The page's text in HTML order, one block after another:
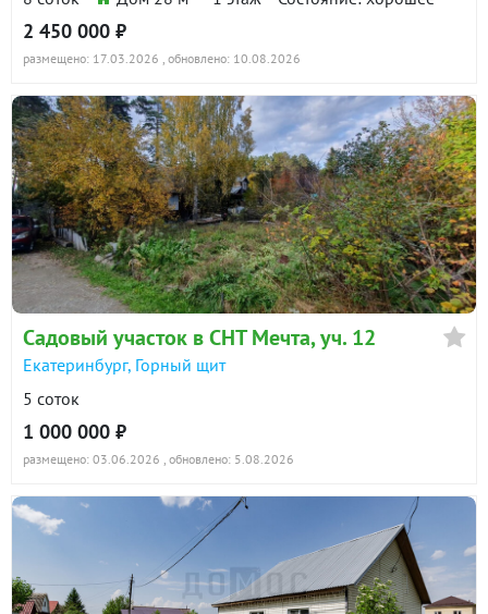
2 450 000 ₽
размещено: 17.03.2026 , обновлено: 10.08.2026
Садовый участок в СНТ Мечта, уч. 12
Екатеринбург, Горный щит
5 соток
1 000 000 ₽
размещено: 03.06.2026 , обновлено: 5.08.2026